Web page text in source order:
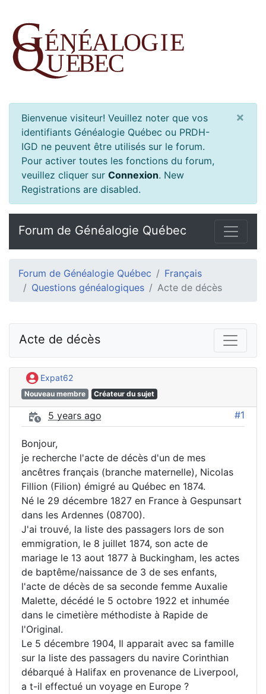
Bienvenue visiteur! Veuillez noter que vos
identifiants Généalogie Québec ou PRDH-
IGD ne peuvent être utilisés sur le forum.
Pour activer toutes les fonctions du forum,
veuillez cliquer sur Connexion. New
Registrations are disabled.
×
Forum de Généalogie Québec
Forum de Généalogie Québec
Français
Questions généalogiques
Acte de décès
Acte de décès
Expat62
Nouveau membre Créateur du sujet
5 years ago #1
Bonjour,
je recherche l'acte de décès d'un de mes
ancêtres français (branche maternelle), Nicolas
Fillion (Filion) émigré au Québec en 1874.
Né le 29 décembre 1827 en France à Gespunsart
dans les Ardennes (08700).
J'ai trouvé, la liste des passagers lors de son
emmigration, le 8 juillet 1874, son acte de
mariage le 13 aout 1877 à Buckingham, les actes
de baptême/naissance de 3 de ses enfants,
l'acte de décès de sa seconde femme Auxalie
Malette, décédé le 5 octobre 1922 et inhumée
dans le cimetière méthodiste à Rapide de
l'Original.
Le 5 décembre 1904, Il apparait avec sa famille
sur la liste des passagers du navire Corinthian
débarqué à Halifax en provenance de Liverpool,
a t-il effectué un voyage en Europe ?